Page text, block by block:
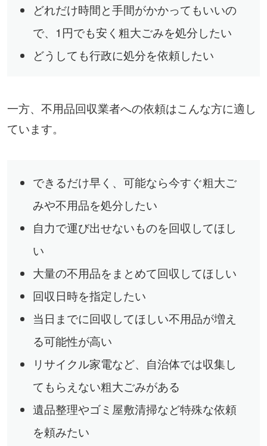
どれだけ時間と手間がかかってもいいの
で、1円でも安く粗大ごみを処分したい
どうしても行政に処分を依頼したい
一方、不用品回収業者への依頼はこんな方に適し
ています。
できるだけ早く、可能なら今すぐ粗大ご
みや不用品を処分したい
自力で運び出せないものを回収してほし
い
大量の不用品をまとめて回収してほしい
回収日時を指定したい
当日までに回収してほしい不用品が増え
る可能性が高い
リサイクル家電など、自治体では収集し
てもらえない粗大ごみがある
遺品整理やゴミ屋敷清掃など特殊な依頼
を頼みたい